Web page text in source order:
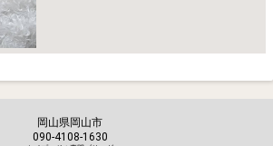
岡山県岡山市
090-4108-1630